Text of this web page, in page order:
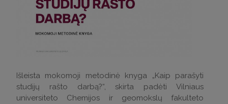
Išleista mokomoji metodinė knyga „Kaip parašyti
studijų rašto darbą?“, skirta padėti Vilniaus
universiteto Chemijos ir geomokslų fakulteto